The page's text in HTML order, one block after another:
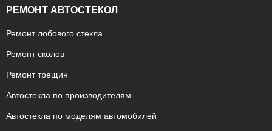
РЕМОНТ АВТОСТЕКОЛ
Ремонт лобового стекла
Ремонт сколов
Ремонт трещин
Автостекла по производителям
Автостекла по моделям автомобилей